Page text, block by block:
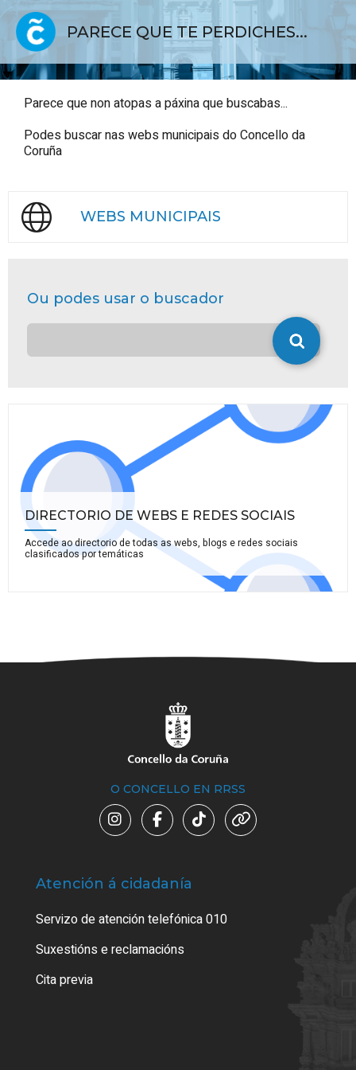
PARECE QUE TE PERDICHES...
Parece que non atopas a páxina que buscabas...
Podes buscar nas webs municipais do Concello da
Coruña
WEBS MUNICIPAIS
Ou podes usar o buscador
DIRECTORIO DE WEBS E REDES SOCIAIS
Accede ao directorio de todas as webs, blogs e redes sociais
clasificados por temáticas
O CONCELLO EN RRSS
Atención á cidadanía
Servizo de atención telefónica 010
Suxestións e reclamacións
Cita previa